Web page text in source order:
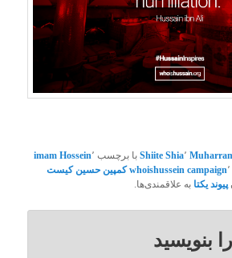
Shia٬ Shiite با برچسب Hossein٬
imam
whoishussein campaign٬
کمپین حسین کیست
پیوند یکتا به علاقمندی‌ها.
بنویسید